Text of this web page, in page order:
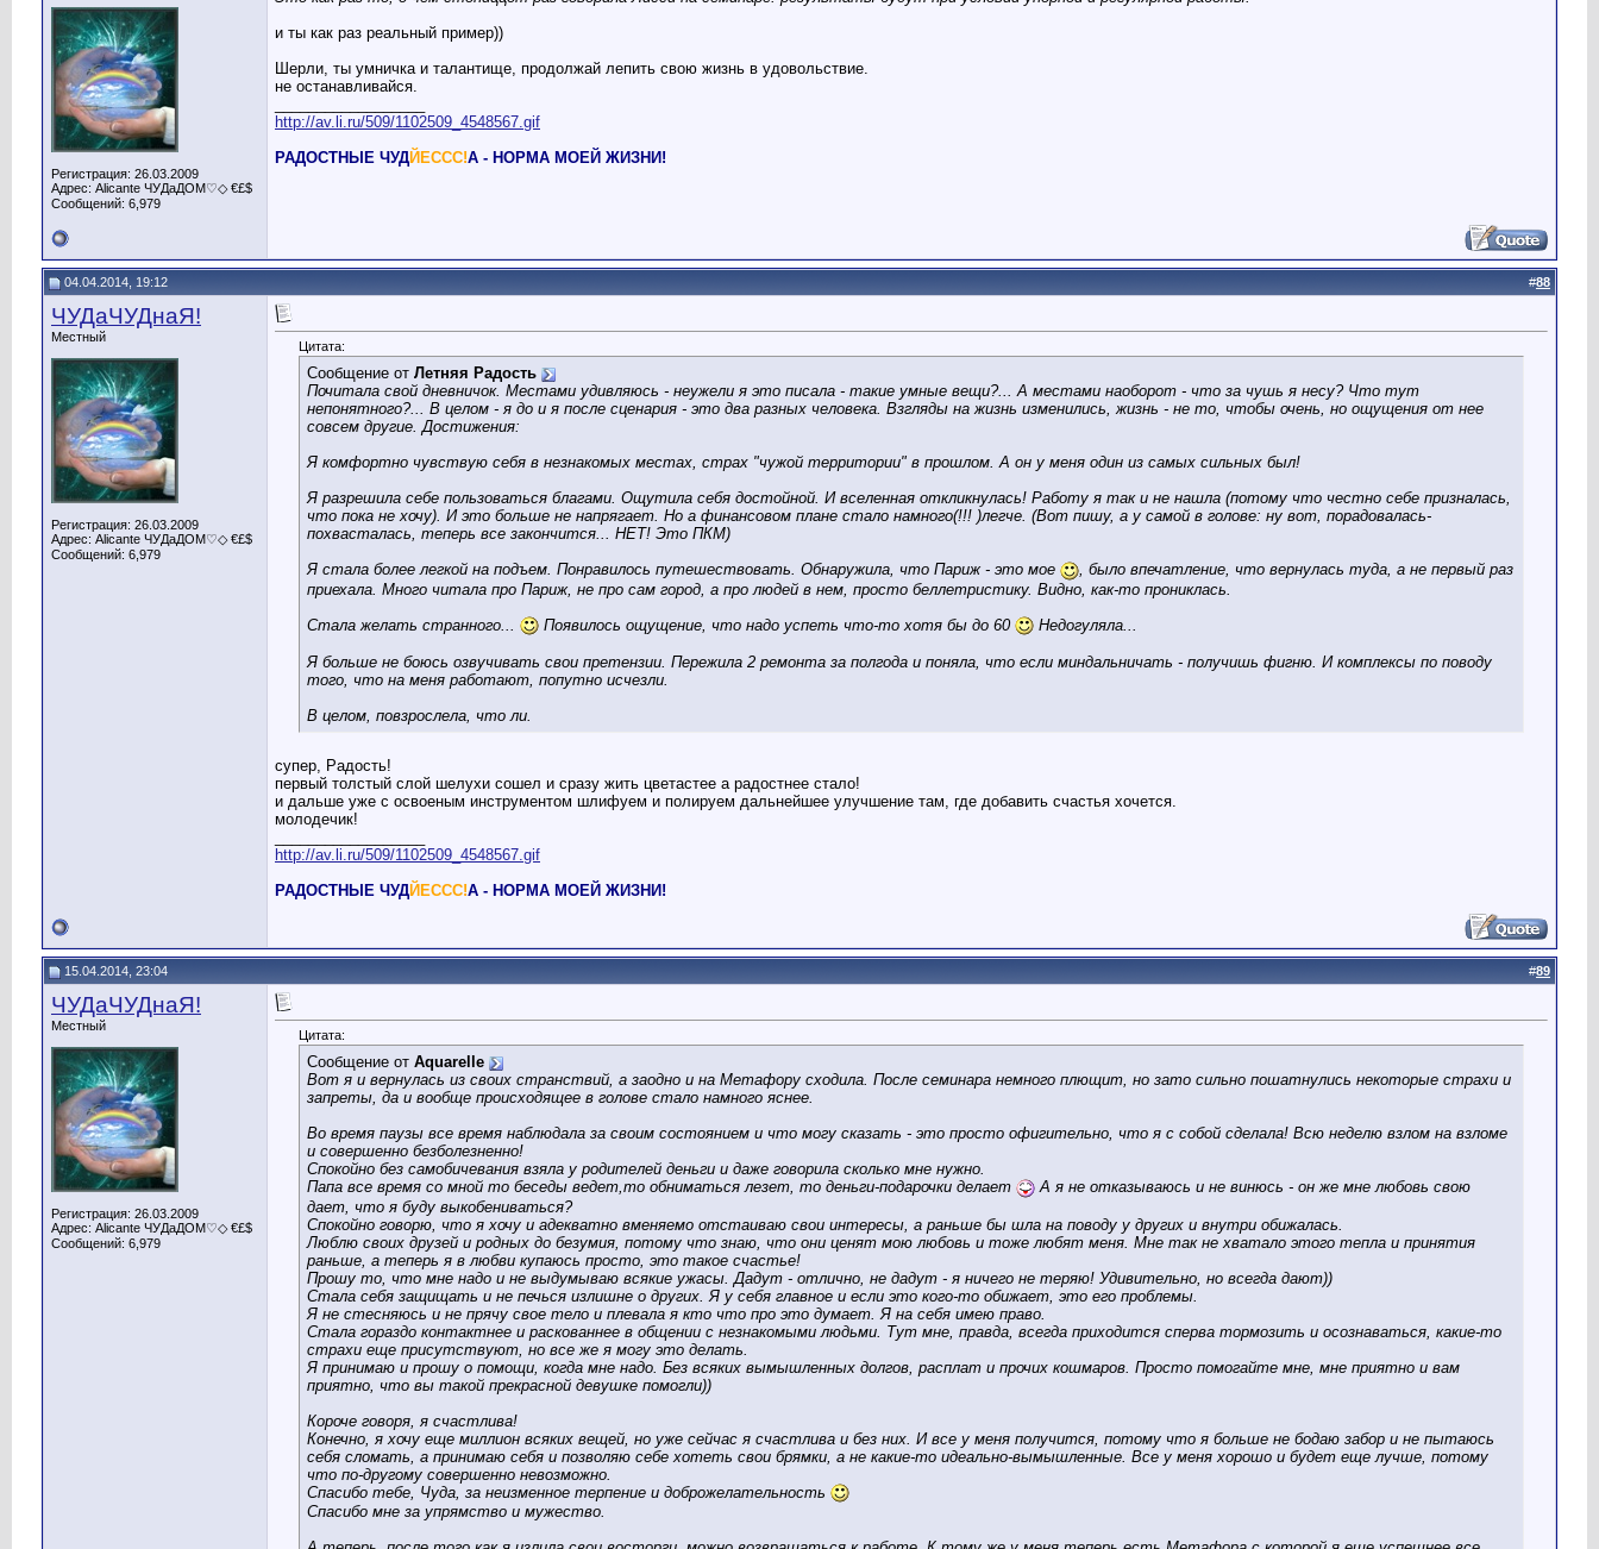
Регистрация: 26.03.2009
Адрес: Alicante ЧУДаДОМ♡◇ €£$
Сообщений: 6,979
и ты как раз реальный пример))
Шерли, ты умничка и талантище, продолжай лепить свою жизнь в удовольствие.
не останавливайся.
http://av.li.ru/509/1102509_4548567.gif
РАДОСТНЫЕ ЧУДЙЕССС!А - НОРМА МОЕЙ ЖИЗНИ!
04.04.2014, 19:12 #88
ЧУДаЧУДнаЯ!
Местный
Регистрация: 26.03.2009
Адрес: Alicante ЧУДаДОМ♡◇ €£$
Сообщений: 6,979
Цитата:
Сообщение от Летняя Радость
Почитала свой дневничок. Местами удивляюсь - неужели я это писала - такие умные вещи?... А местами наоборот - что за чушь я несу? Что тут
непонятного?... В целом - я до и я после сценария - это два разных человека. Взгляды на жизнь изменились, жизнь - не то, чтобы очень, но ощущения от нее
совсем другие. Достижения:
Я комфортно чувствую себя в незнакомых местах, страх "чужой территории" в прошлом. А он у меня один из самых сильных был!
Я разрешила себе пользоваться благами. Ощутила себя достойной. И вселенная откликнулась! Работу я так и не нашла (потому что честно себе призналась,
что пока не хочу). И это больше не напрягает. Но а финансовом плане стало намного(!!! )легче. (Вот пишу, а у самой в голове: ну вот, порадовалась-
похвасталась, теперь все закончится... НЕТ! Это ПКМ)
Я стала более легкой на подъем. Понравилось путешествовать. Обнаружила, что Париж - это мое
, было впечатление, что вернулась туда, а не первый раз
приехала. Много читала про Париж, не про сам город, а про людей в нем, просто беллетристику. Видно, как-то прониклась.
Стала желать странного...
Появилось ощущение, что надо успеть что-то хотя бы до 60 Недогуляла...
Я больше не боюсь озвучивать свои претензии. Пережила 2 ремонта за полгода и поняла, что если миндальничать - получишь фигню. И комплексы по поводу
того, что на меня работают, попутно исчезли.
В целом, повзрослела, что ли.
супер, Радость!
первый толстый слой шелухи сошел и сразу жить цветастее а радостнее стало!
и дальше уже с освоеным инструментом шлифуем и полируем дальнейшее улучшение там, где добавить счастья хочется.
молодечик!
http://av.li.ru/509/1102509_4548567.gif
РАДОСТНЫЕ ЧУДЙЕССС!А - НОРМА МОЕЙ ЖИЗНИ!
15.04.2014, 23:04 #89
ЧУДаЧУДнаЯ!
Местный
Регистрация: 26.03.2009
Адрес: Alicante ЧУДаДОМ♡◇ €£$
Сообщений: 6,979
Цитата:
Сообщение от Aquarelle
Вот я и вернулась из своих странствий, а заодно и на Метафору сходила. После семинара немного плющит, но зато сильно пошатнулись некоторые страхи и
запреты, да и вообще происходящее в голове стало намного яснее.
Во время паузы все время наблюдала за своим состоянием и что могу сказать - это просто офигительно, что я с собой сделала! Всю неделю взлом на взломе
и совершенно безболезненно!
Спокойно без самобичевания взяла у родителей деньги и даже говорила сколько мне нужно.
Папа все время со мной то беседы ведет,то обниматься лезет, то деньги-подарочки делает
А я не отказываюсь и не винюсь - он же мне любовь свою
дает, что я буду выкобениваться?
Спокойно говорю, что я хочу и адекватно вменяемо отстаиваю свои интересы, а раньше бы шла на поводу у других и внутри обижалась.
Люблю своих друзей и родных до безумия, потому что знаю, что они ценят мою любовь и тоже любят меня. Мне так не хватало этого тепла и принятия
раньше, а теперь я в любви купаюсь просто, это такое счастье!
Прошу то, что мне надо и не выдумываю всякие ужасы. Дадут - отлично, не дадут - я ничего не теряю! Удивительно, но всегда дают))
Стала себя защищать и не печься излишне о других. Я у себя главное и если это кого-то обижает, это его проблемы.
Я не стесняюсь и не прячу свое тело и плевала я кто что про это думает. Я на себя имею право.
Стала гораздо контактнее и раскованнее в общении с незнакомыми людьми. Тут мне, правда, всегда приходится сперва тормозить и осознаваться, какие-то
страхи еще присутствуют, но все же я могу это делать.
Я принимаю и прошу о помощи, когда мне надо. Без всяких вымышленных долгов, расплат и прочих кошмаров. Просто помогайте мне, мне приятно и вам
приятно, что вы такой прекрасной девушке помогли))
Короче говоря, я счастлива!
Конечно, я хочу еще миллион всяких вещей, но уже сейчас я счастлива и без них. И все у меня получится, потому что я больше не бодаю забор и не пытаюсь
себя сломать, а принимаю себя и позволяю себе хотеть свои брямки, а не какие-то идеально-вымышленные. Все у меня хорошо и будет еще лучше, потому
что по-другому совершенно невозможно.
Спасибо тебе, Чуда, за неизменное терпение и доброжелательность
Спасибо мне за упрямство и мужество.